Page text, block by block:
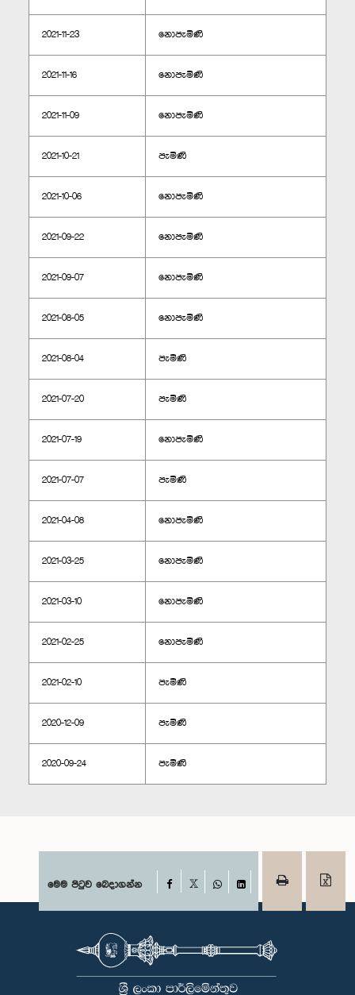
2021-11-23 නොපැමිණි
2021-11-16 නොපැමිණි
2021-11-09 නොපැමිණි
2021-10-21 පැමිණි
2021-10-06 නොපැමිණි
2021-09-22 නොපැමිණි
2021-09-07 නොපැමිණි
2021-08-05 නොපැමිණි
2021-08-04 පැමිණි
2021-07-20 පැමිණි
2021-07-19 නොපැමිණි
2021-07-07 පැමිණි
2021-04-08 නොපැමිණි
2021-03-25 නොපැමිණි
2021-03-10 නොපැමිණි
2021-02-25 නොපැමිණි
2021-02-10 පැමිණි
2020-12-09 පැමිණි
2020-09-24 පැමිණි
මෙම පිටුව බෙදාගන්න Facebook
WhatsAppLinkedIn